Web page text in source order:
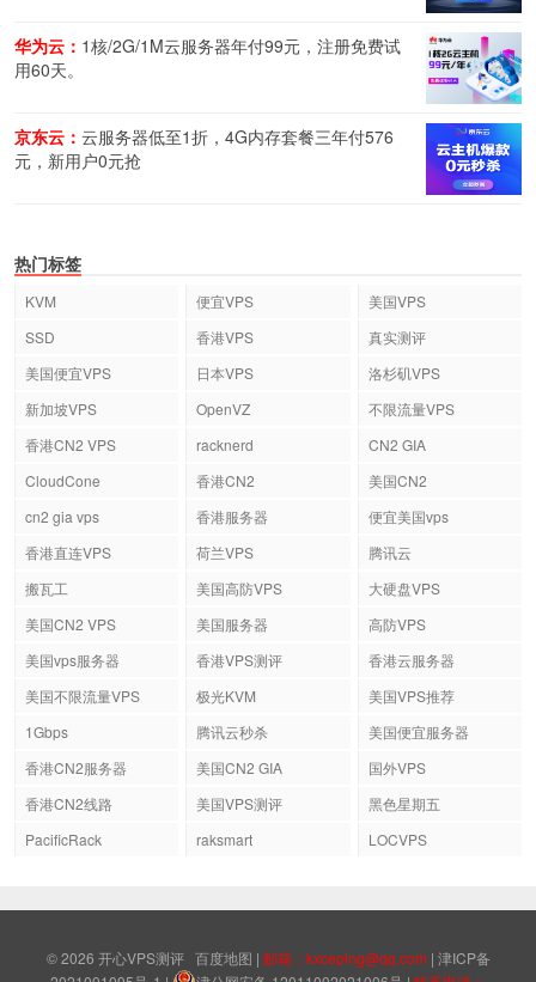
华为云： 1核/2G/1M云服务器年付99元，注册免费试
用60天。
京东云： 云服务器低至1折，4G内存套餐三年付576
元，新用户0元抢
热门标签
KVM 便宜VPS
美国VPS
SSD
香港VPS
真实测评
美国便宜VPS
日本VPS
洛杉矶VPS
新加坡VPS
OpenVZ
不限流量VPS
香港CN2 VPS
racknerd
CN2 GIA
CloudCone
香港CN2
美国CN2
cn2 gia vps
香港服务器
便宜美国vps
香港直连VPS
荷兰VPS
腾讯云
搬瓦工
美国高防VPS
大硬盘VPS
美国CN2 VPS
美国服务器
高防VPS
美国vps服务器
香港VPS测评
香港云服务器
美国不限流量VPS
极光KVM
美国VPS推荐
1Gbps
腾讯云秒杀
美国便宜服务器
香港CN2服务器
美国CN2 GIA
国外VPS
香港CN2线路
美国VPS测评
黑色星期五
PacificRack
raksmart LOCVPS
© 2026 开心VPS测评 百度地图 | 邮箱：kxceping@qq.com | 津ICP备